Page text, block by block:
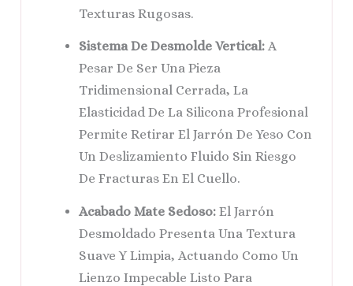
Texturas Rugosas.
Sistema De Desmolde Vertical: A
Pesar De Ser Una Pieza
Tridimensional Cerrada, La
Elasticidad De La Silicona Profesional
Permite Retirar El Jarrón De Yeso Con
Un Deslizamiento Fluido Sin Riesgo
De Fracturas En El Cuello.
Acabado Mate Sedoso: El Jarrón
Desmoldado Presenta Una Textura
Suave Y Limpia, Actuando Como Un
Lienzo Impecable Listo Para